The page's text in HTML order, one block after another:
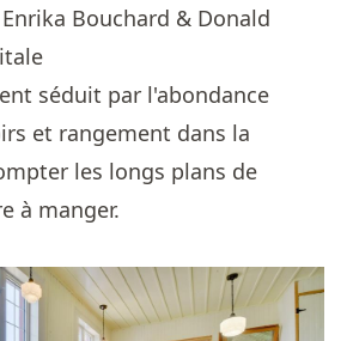
Bouchard & Donald
séduit par l'abondance
et rangement dans la
les longs plans de
à manger.